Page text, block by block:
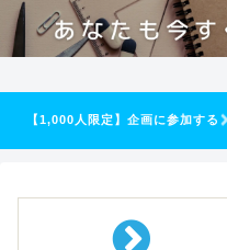
【1,000人限定】企画に参加する